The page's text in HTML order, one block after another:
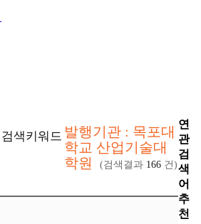
검색키워드 발행기관 : 목포대
학교 산업기술대
학원
(검색결과 166 건)
연
관
검
색
어
추
천